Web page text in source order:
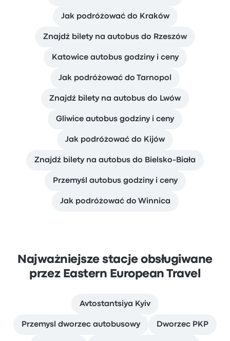
Jak podróżować do Kraków
Znajdź bilety na autobus do Rzeszów
Katowice autobus godziny i ceny
Jak podróżować do Tarnopol
Znajdź bilety na autobus do Lwów
Gliwice autobus godziny i ceny
Jak podróżować do Kijów
Znajdź bilety na autobus do Bielsko-Biała
Przemyśl autobus godziny i ceny
Jak podróżować do Winnica
Najważniejsze stacje obsługiwane
przez Eastern European Travel
Avtostantsiya Kyiv
Przemysl dworzec autobusowy Dworzec PKP